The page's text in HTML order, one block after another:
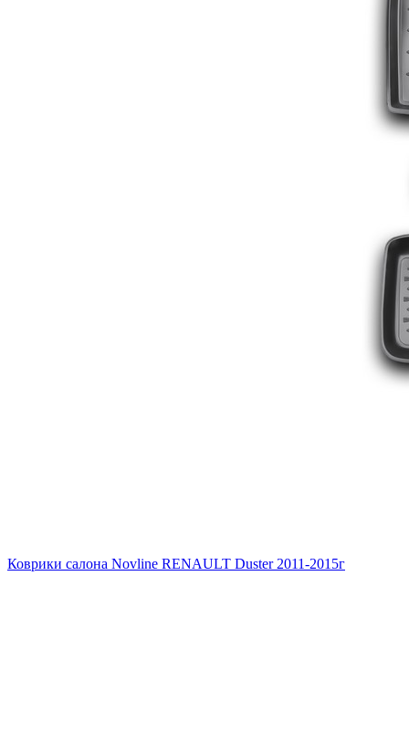
Коврики салона Novline RENAULT Duster 2011-2015г